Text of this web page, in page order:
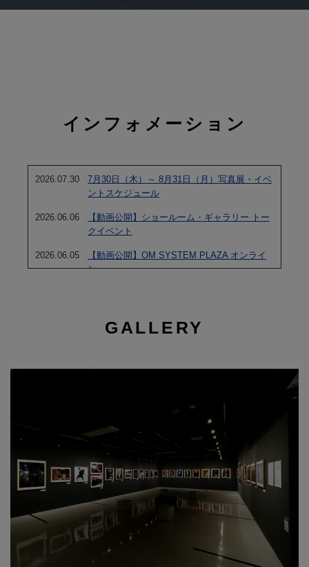
インフォメーション
2026.07.30 7月30日（木）～ 8月31日（月）写真展・イベ
ントスケジュール
2026.06.06
【動画公開】ショールーム・ギャラリー トー
クイベント
2026.06.05
【動画公開】OM SYSTEM PLAZA オンライ
ン
GALLERY